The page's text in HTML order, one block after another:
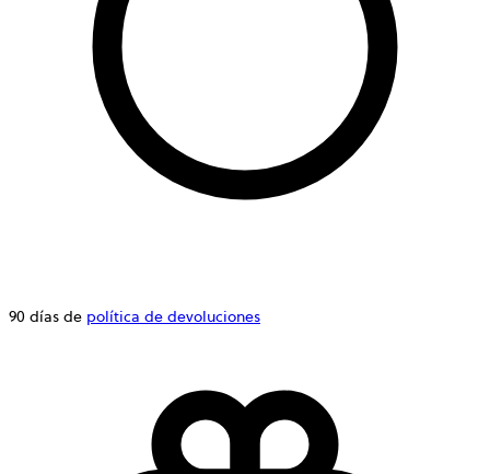
90 días de política de devoluciones